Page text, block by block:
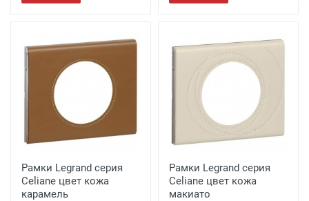
Рамки Legrand серия
Celiane цвет кожа
карамель
Рамки Legrand серия
Celiane цвет кожа
макиато